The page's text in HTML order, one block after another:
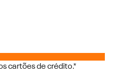
cartões de crédito.*